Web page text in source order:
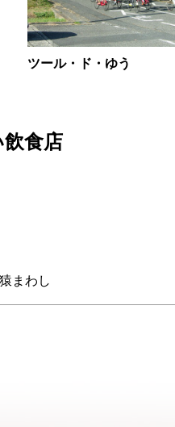
まわし
ツール・ド・ゆう
食店